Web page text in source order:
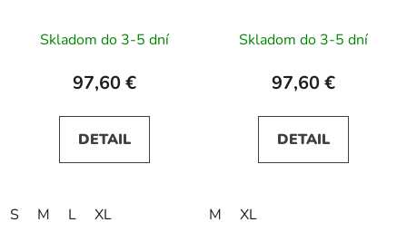
bordové
Skladom do 3-5 dní
97,60 €
DETAIL
S M L XL
červené
Skladom do 3-5 dní
97,60 €
DETAIL
M XL